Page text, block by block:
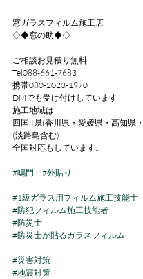
窓ガラスフィルム施工店
◇◆窓の助◆◇
ご相談お見積り無料
Tel088-661-7683
携帯080-2023-1970
DMでも受け付けしています
施工地域は
四国4県(香川県・愛媛県・高知県
(淡路島含む)
全国対応もしています。
#鳴門 #外貼り
#1級ガラス用フィルム施工技能士
#防犯フィルム施工技能者
#防災士
#防災士が貼るガラスフィルム
#災害対策
#地震対策